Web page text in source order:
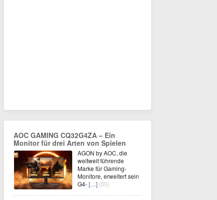
AOC GAMING CQ32G4ZA – Ein
Monitor für drei Arten von Spielen
AGON by AOC, die
weltweit führende
Marke für Gaming-
Monitore, erweitert sein
G4-[…] (00)